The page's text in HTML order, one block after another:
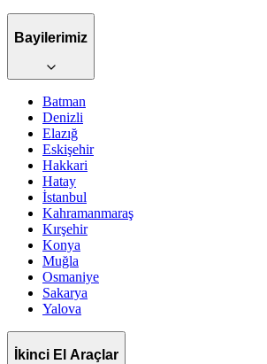
Bayilerimiz
Batman
Denizli
Elazığ
Eskişehir
Hakkari
Hatay
İstanbul
Kahramanmaraş
Kırşehir
Konya
Muğla
Osmaniye
Sakarya
Yalova
İkinci El Araçlar